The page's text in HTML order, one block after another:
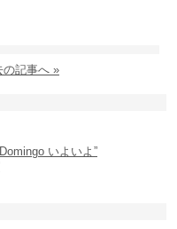
の記事へ »
いよいよ”